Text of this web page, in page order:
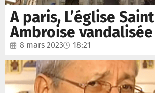
A paris, L’église Saint
Ambroise vandalisée
8 mars 2023 18:21